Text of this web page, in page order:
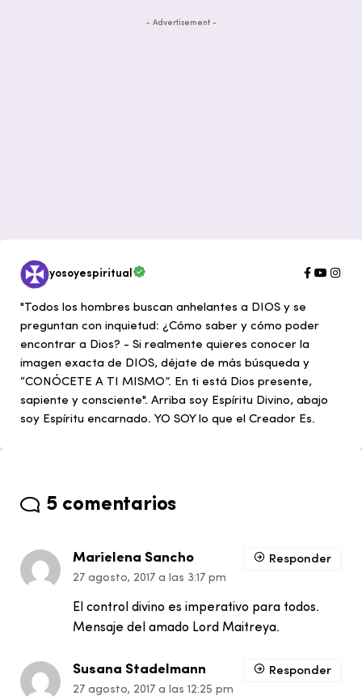
- Advertisement -
yosoyespiritual
"Todos los hombres buscan anhelantes a DIOS y se
preguntan con inquietud: ¿Cómo saber y cómo poder
encontrar a Dios? - Si realmente quieres conocer la
imagen exacta de DIOS, déjate de más búsqueda y
“CONÓCETE A TI MISMO”. En ti está Dios presente,
sapiente y consciente". Arriba soy Espíritu Divino, abajo
soy Espíritu encarnado. YO SOY lo que el Creador Es.
5 comentarios
Marielena Sancho
27 agosto, 2017 a las 3:17 pm
El control divino es imperativo para todos.
Mensaje del amado Lord Maitreya.
Responder
Susana Stadelmann
27 agosto, 2017 a las 12:25 pm
Responder